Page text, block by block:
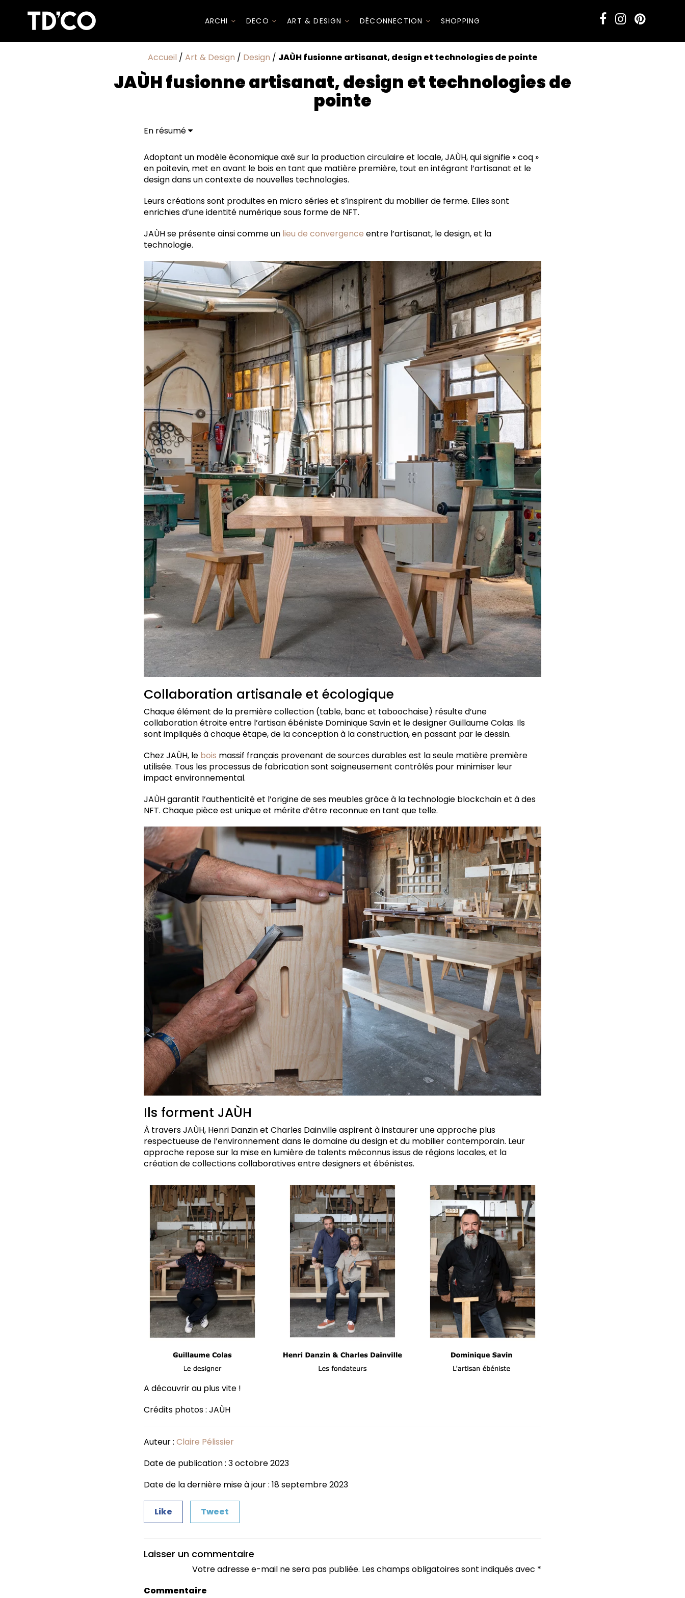
ARCHI DECO ART & DESIGN DÉCONNECTION SHOPPING
Accueil / Art & Design / Design / JAÙH fusionne artisanat, design et technologies de pointe
JAÙH fusionne artisanat, design et technologies de
pointe
En résumé
Ils forment JAÙH
Adoptant un modèle économique axé sur la production circulaire et locale, JAÙH, qui signifie « coq »
en poitevin, met en avant le bois en tant que matière première, tout en intégrant l’artisanat et le
design dans un contexte de nouvelles technologies.
Leurs créations sont produites en micro séries et s’inspirent du mobilier de ferme. Elles sont
enrichies d’une identité numérique sous forme de NFT.
JAÙH se présente ainsi comme un lieu de convergence entre l’artisanat, le design, et la
technologie.
Collaboration artisanale et écologique
Chaque élément de la première collection (table, banc et taboochaise) résulte d’une
collaboration étroite entre l’artisan ébéniste Dominique Savin et le designer Guillaume Colas. Ils
sont impliqués à chaque étape, de la conception à la construction, en passant par le dessin.
Chez JAÙH, le bois massif français provenant de sources durables est la seule matière première
utilisée. Tous les processus de fabrication sont soigneusement contrôlés pour minimiser leur
impact environnemental.
JAÙH garantit l’authenticité et l’origine de ses meubles grâce à la technologie blockchain et à des
NFT. Chaque pièce est unique et mérite d’être reconnue en tant que telle.
Ils forment JAÙH
À travers JAÙH, Henri Danzin et Charles Dainville aspirent à instaurer une approche plus
respectueuse de l’environnement dans le domaine du design et du mobilier contemporain. Leur
approche repose sur la mise en lumière de talents méconnus issus de régions locales, et la
création de collections collaboratives entre designers et ébénistes.
A découvrir au plus vite !
Crédits photos : JAÙH
Auteur : Claire Pélissier
Date de publication : 3 octobre 2023
Date de la dernière mise à jour : 18 septembre 2023
Like Tweet
Laisser un commentaire
Votre adresse e-mail ne sera pas publiée. Les champs obligatoires sont indiqués avec *
Commentaire